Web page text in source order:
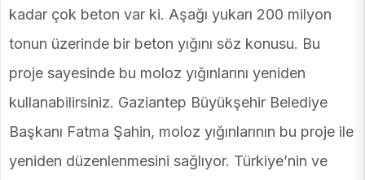
kadar çok beton var ki. Aşağı yukarı 200 milyon
tonun üzerinde bir beton yığını söz konusu. Bu
proje sayesinde bu moloz yığınlarını yeniden
kullanabilirsiniz. Gaziantep Büyükşehir Belediye
Başkanı Fatma Şahin, moloz yığınlarının bu proje ile
yeniden düzenlenmesini sağlıyor. Türkiye’nin ve